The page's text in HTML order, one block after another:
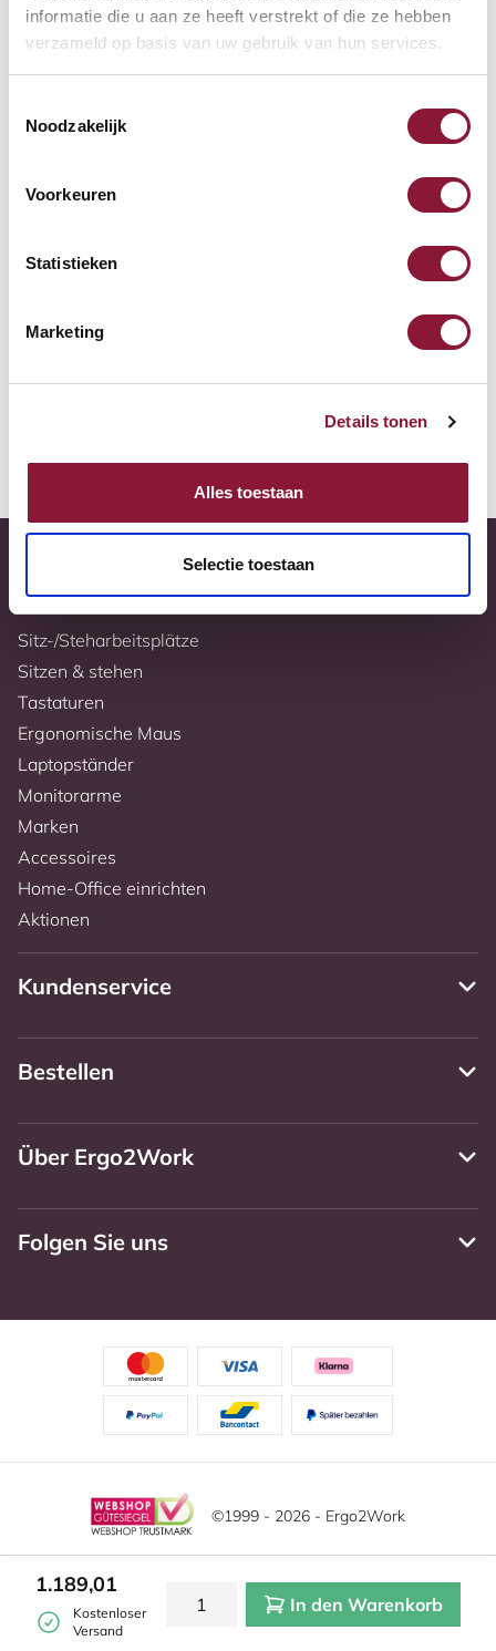
informatie die u aan ze heeft verstrekt of die ze hebben
verzameld op basis van uw gebruik van hun services.
Noodzakelijk
Voorkeuren
Statistieken
Marketing
Details tonen
Alles toestaan
Selectie toestaan
Auf der Suche nach Stückzahlen? Machen Sie Ihren Arbeitsplatz
komplett und fordern Sie direkt ein individuelles Angebot an.
Zur Vergleichsliste hinzufügen
Tiefstpreisgarantie
10 Jahre Garantie
1.189,01
Kostenloser
Versand
In den Warenkorb
Sitz-/Steharbeitsplätze
Sitzen & stehen
Tastaturen
Ergonomische Maus
Laptopständer
Monitorarme
Marken
Accessoires
Home-Office einrichten
Aktionen
Kundenservice
Bestellen
Über Ergo2Work
Folgen Sie uns
©1999 - 2026 - Ergo2Work
Haftungsausschluss
Allgemeine Geschäftsbedingungen
Cookie-Einstellungen